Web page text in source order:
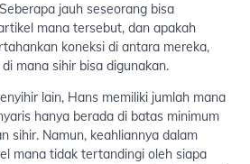
jauh seseorang bisa
mana tersebut, dan apakah
koneksi di antara mereka,
mana sihir bisa digunakan.
lain, Hans memiliki jumlah mana
hanya berada di batas minimum
sihir. Namun, keahliannya dalam
mana tidak tertandingi oleh siapa